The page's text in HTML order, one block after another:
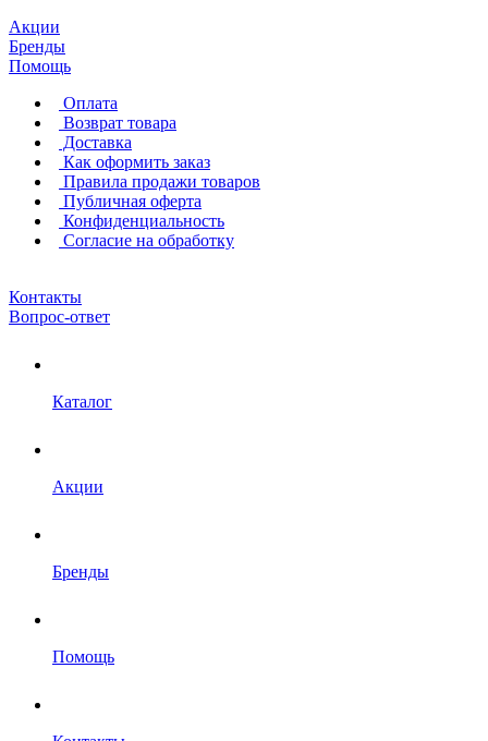
Акции
Бренды
Помощь
Оплата
Возврат товара
Доставка
Как оформить заказ
Правила продажи товаров
Публичная оферта
Конфиденциальность
Согласие на обработку
Контакты
Вопрос-ответ
Каталог
Акции
Бренды
Помощь